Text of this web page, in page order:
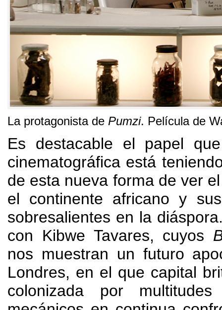
La protagonista de Pumzi. Película de
Es destacable el papel
cinematográfica está
de esta nueva forma de ver
el continente africano y
sobresalientes en la diáspora
con Kibwe Tavares, cuyos
nos muestran un futuro
Londres, en el que capital
colonizada por